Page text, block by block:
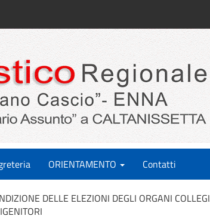
ORIENTAMENTO Contatti
DELLE ELEZIONI DEGLI ORGANI